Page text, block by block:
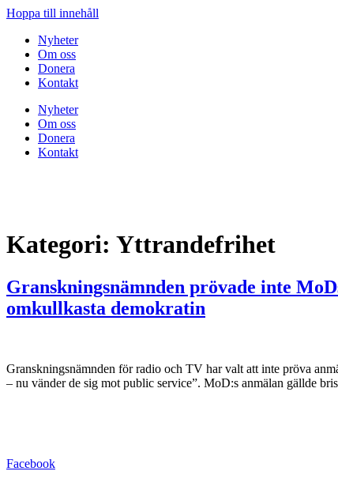
Hoppa till innehåll
Nyheter
Om oss
Donera
Kontakt
Nyheter
Om oss
Donera
Kontakt
Kategori: Yttrandefrihet
Granskningsnämnden prövade inte
omkullkasta demokratin
Granskningsnämnden för radio och TV har valt att inte pröva
– nu vänder de sig mot public service”. MoD:s anmälan gällde
Facebook